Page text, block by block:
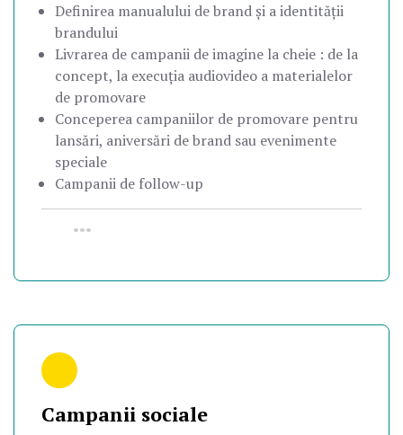
Definirea manualului de brand și a identității
brandului
Livrarea de campanii de imagine la cheie : de la
concept, la execuția audiovideo a materialelor
de promovare
Conceperea campaniilor de promovare pentru
lansări, aniversări de brand sau evenimente
speciale
Campanii de follow-up
•••
Campanii sociale